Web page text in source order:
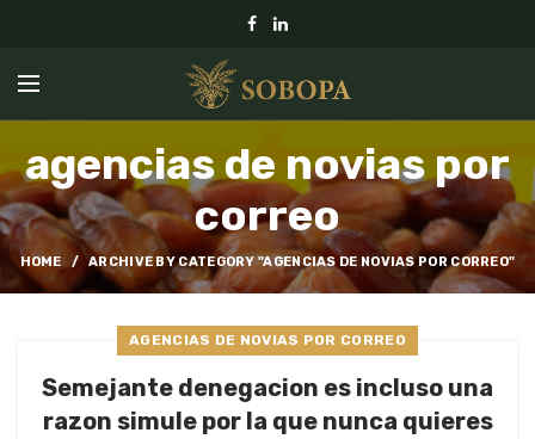
agencias de novias por
correo
HOME ARCHIVE BY CATEGORY "AGENCIAS DE NOVIAS POR CORREO"
AGENCIAS DE NOVIAS POR CORREO
Semejante denegacion es incluso una
razon simule por la que nunca quieres